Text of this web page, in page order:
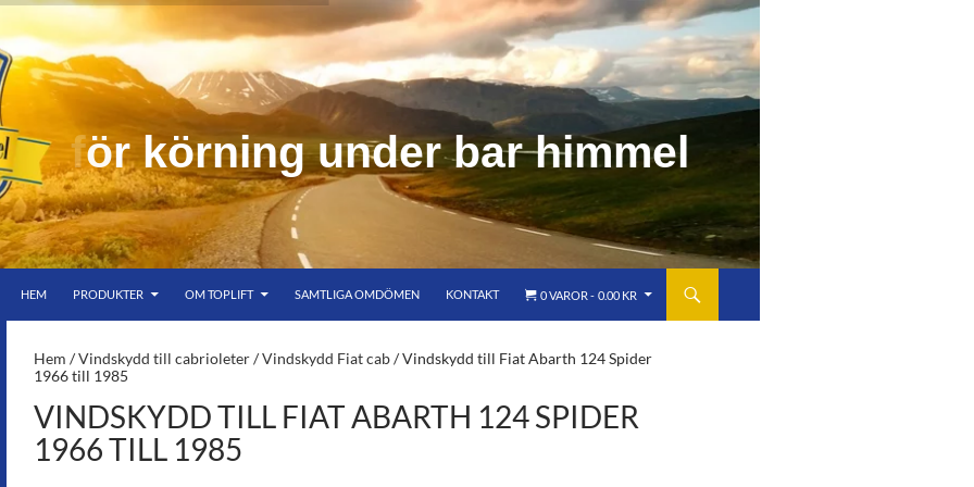
under bar himmel
bar himmel
HEM
PRODUKTER OM TOPLIFT SAMTLIGA OMDÖMEN KONTAKT 0 VAROR 0.00 KR
Hem /Vindskydd till cabrioleter/Vindskydd Fiat cab/ Vindskydd till Fiat Abarth 124 Spider
1966 till 1985
VINDSKYDD TILL FIAT ABARTH 124 SPIDER
1966 TILL 1985